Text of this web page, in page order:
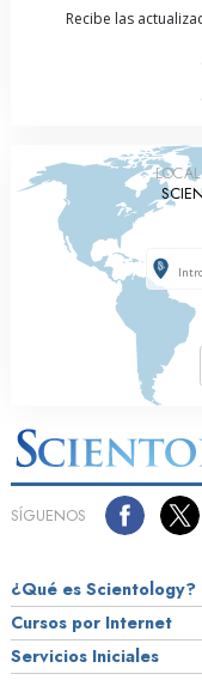
Recibe las
SÍGUENOS
¿Qué es Scientology?
Cursos por Internet
Servicios Iniciales